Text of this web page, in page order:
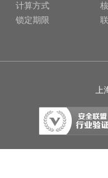
计算方式
锁定期限